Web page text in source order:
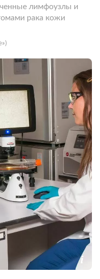
лимфоузлы и
рака кожи